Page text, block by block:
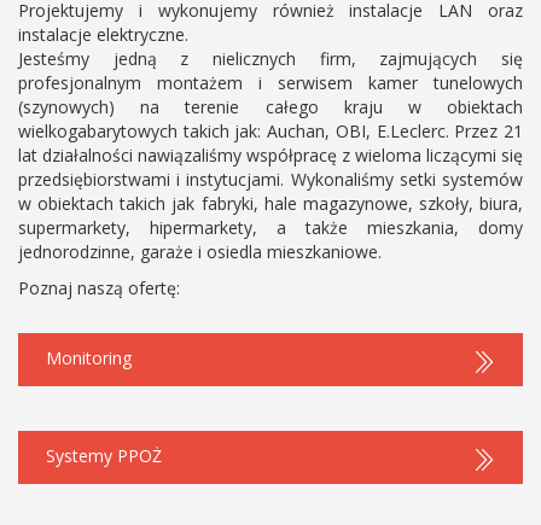
Projektujemy i wykonujemy również instalacje LAN oraz
instalacje elektryczne.
Jesteśmy jedną z nielicznych firm, zajmujących się
profesjonalnym montażem i serwisem kamer tunelowych
(szynowych) na terenie całego kraju w obiektach
wielkogabarytowych takich jak: Auchan, OBI, E.Leclerc. Przez 21
lat działalności nawiązaliśmy współpracę z wieloma liczącymi się
przedsiębiorstwami i instytucjami. Wykonaliśmy setki systemów
w obiektach takich jak fabryki, hale magazynowe, szkoły, biura,
supermarkety, hipermarkety, a także mieszkania, domy
jednorodzinne, garaże i osiedla mieszkaniowe.
Poznaj naszą ofertę:
Monitoring
Systemy PPOŻ